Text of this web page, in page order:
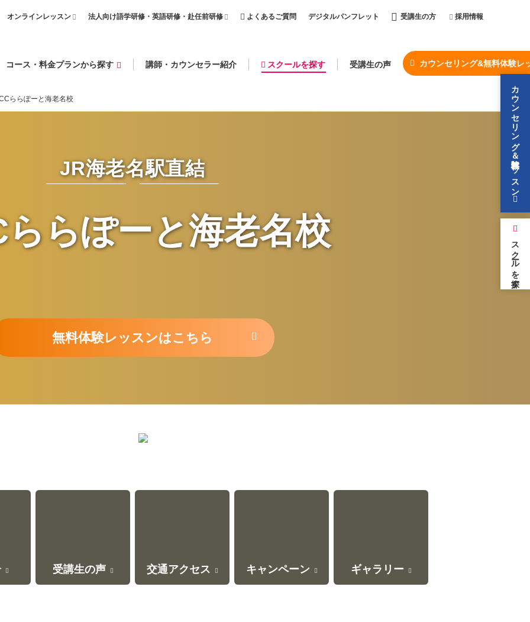
オンラインレッスン 法人向け語学研修・英語研修・赴任前研修 よくあるご質問 デジタルパンフレット 受講生の方 採用情報
コース・料金プランから探す 講師・カウンセラー紹介 スクールを探す 受講生の声 カウンセリング&無料体験レ
カウンセリング＆無料体験レッスン
スクールを探す
ららぽーと海老名校
JR海老名駅直結
ららぽーと海老名校
無料体験レッスンはこちら
受講生の声 交通アクセス キャンペーン ギャラリー